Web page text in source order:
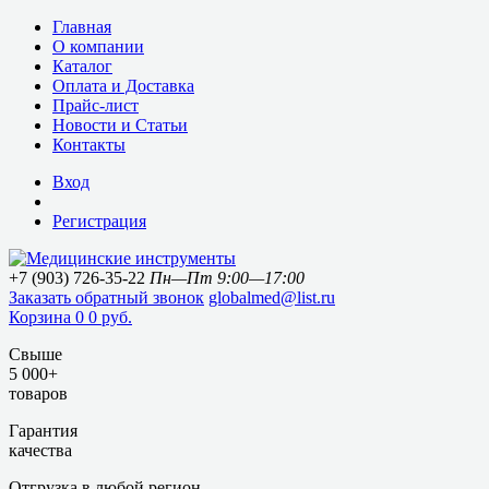
Главная
О компании
Каталог
Оплата и Доставка
Прайс-лист
Новости и Статьи
Контакты
Вход
Регистрация
+7 (903) 726-35-22 Пн—Пт 9:00—17:00
Заказать обратный звонок globalmed@list.ru
Корзина 0 0 руб.
Свыше
5 000+
товаров
Гарантия
качества